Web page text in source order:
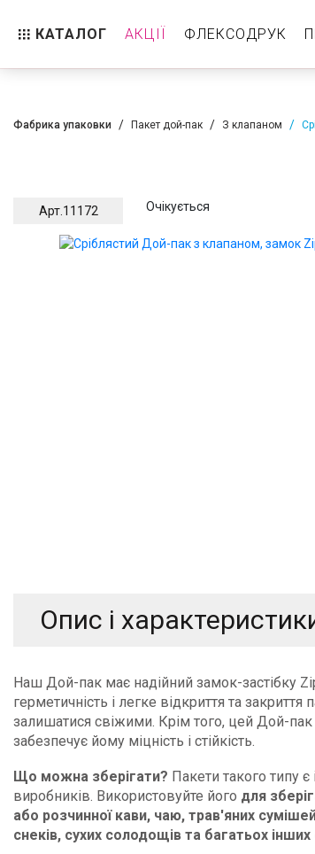
КАТАЛОГ
Горизонтальний Дой пак
АКЦІЇ ФЛЕКСОДРУК
Фабрика упаковки Пакет дой-пак З клапаном
Арт. 11172 Очікується
Опис і
Наш Дой-пак має надійний замок-застібку
герметичність і легке відкриття та
залишатися свіжими. Крім того, цей Дой-
забезпечує йому міцність і стійкість.
Що можна зберігати? Пакети такого типу
виробників. Використовуйте його для
або розчинної кави, чаю, трав'яних
снеків, сухих солодощів та багатьох інших